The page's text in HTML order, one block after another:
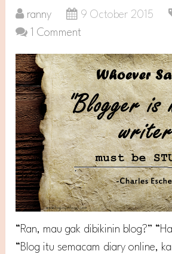
ranny 9 October 2015
1 Comment
“Ran, mau gak dibikinin blog?”
“Blog itu semacam diary online,